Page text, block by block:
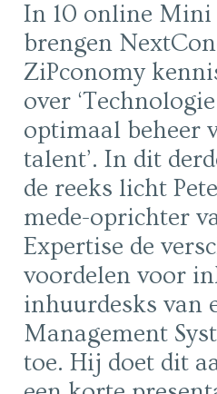
In 10 online Mini
brengen
ZiPconomy
over
optimaal beheer
talent’. In dit
de reeks licht
mede-oprichter
Expertise de
voordelen voor
inhuurdesks van
Management
toe. Hij doet dit